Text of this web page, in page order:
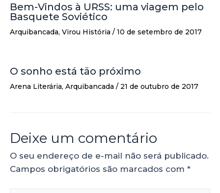
Bem-Vindos à URSS: uma viagem pelo
Basquete Soviético
Arquibancada, Virou História / 10 de setembro de 2017
O sonho está tão próximo
Arena Literária, Arquibancada / 21 de outubro de 2017
Deixe um comentário
O seu endereço de e-mail não será publicado.
Campos obrigatórios são marcados com *